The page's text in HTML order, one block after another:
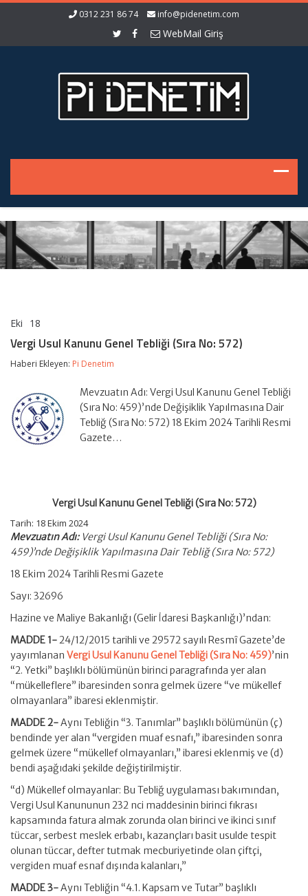
0312 231 86 74 info@pidenetim.com
WebMail Giriş
Eki 18
Kanunu
Genel
Tebliği
572)
için
Vergi Usul Kanunu Genel Tebliği (Sıra No: 572)
Haberi Ekleyen: Pi Denetim
Mevzuatın Adı: Vergi Usul Kanunu Genel Tebliği
(Sıra No: 459)’nde Değişiklik Yapılmasına Dair
Tebliğ (Sıra No: 572) 18 Ekim 2024 Tarihli Resmi
Gazete…
Vergi Usul Kanunu Genel Tebliği (Sıra No: 572)
Tarih: 18 Ekim 2024
Mevzuatın Adı:Vergi Usul Kanunu Genel Tebliği (Sıra No:
459)’nde Değişiklik Yapılmasına Dair Tebliğ (Sıra No: 572)
18 Ekim 2024 Tarihli Resmi Gazete
Sayı: 32696
Hazine ve Maliye Bakanlığı (Gelir İdaresi Başkanlığı)’ndan:
MADDE 1-24/12/2015 tarihli ve 29572 sayılı Resmî Gazete’de
yayımlanan Vergi Usul Kanunu Genel Tebliği (Sıra No: 459)’nin
“2. Yetki” başlıklı bölümünün birinci paragrafında yer alan
“mükelleflere” ibaresinden sonra gelmek üzere “ve mükellef
olmayanlara” ibaresi eklenmiştir.
MADDE 2-Aynı Tebliğin “3. Tanımlar” başlıklı bölümünün (ç)
bendinde yer alan “vergiden muaf esnafı,” ibaresinden sonra
gelmek üzere “mükellef olmayanları,” ibaresi eklenmiş ve (d)
bendi aşağıdaki şekilde değiştirilmiştir.
“d) Mükellef olmayanlar: Bu Tebliğ uygulaması bakımından,
Vergi Usul Kanununun 232 nci maddesinin birinci fıkrası
kapsamında fatura almak zorunda olan birinci ve ikinci sınıf
tüccar, serbest meslek erbabı, kazançları basit usulde tespit
olunan tüccar, defter tutmak mecburiyetinde olan çiftçi,
vergiden muaf esnaf dışında kalanları,”
MADDE 3-Aynı Tebliğin “4.1. Kapsam ve Tutar” başlıklı